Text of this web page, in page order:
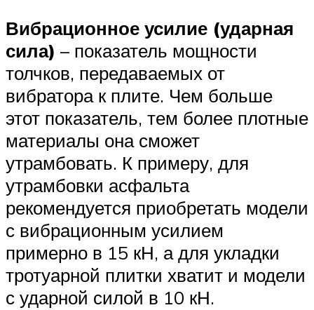
Вибрационное усилие (ударная
сила) – показатель мощности
толчков, передаваемых от
вибратора к плите. Чем больше
этот показатель, тем более плотные
материалы она сможет
утрамбовать. К примеру, для
утрамбовки асфальта
рекомендуется приобретать модели
с вибрационным усилием
примерно в 15 кН, а для укладки
тротуарной плитки хватит и модели
с ударной силой в 10 кН.